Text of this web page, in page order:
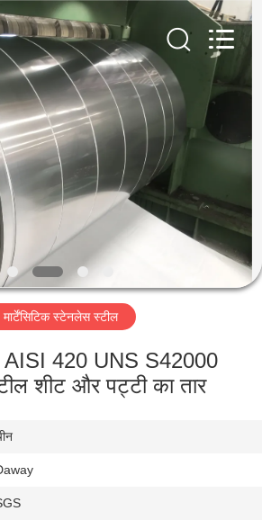
मार्टेंसिटिक स्टेनलेस स्टील
AISI 420 UNS S42000
शीट और पट्टी का तार